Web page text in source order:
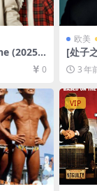
(2025)
超
线播放/0
欧美
[处子
盘+夸
减资
3 年
VIP